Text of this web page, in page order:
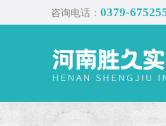
咨询电话： 0379-